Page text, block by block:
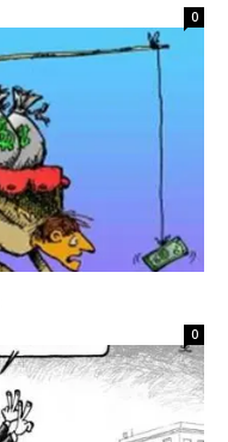
0
0